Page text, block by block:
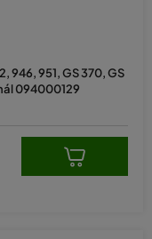
946, 951, GS 370, GS
094000129